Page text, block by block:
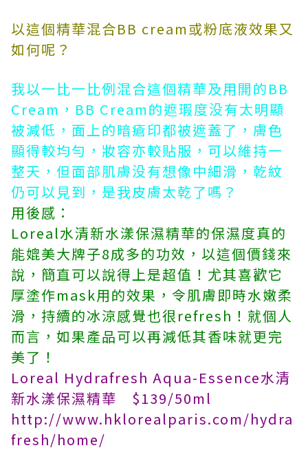
以這個精華混合BB cream或粉底液效果又
如何呢？
我以一比一比例混合這個精華及用開的BB
Cream，BB Cream的遮瑕度没有太明顯
被減低，面上的暗瘡印都被遮蓋了，膚色
顯得較均勻，妝容亦較貼服，可以維持一
整天，但面部肌膚没有想像中細滑，乾紋
仍可以見到，是我皮膚太乾了嗎？
用後感：
Loreal水清新水漾保濕精華的保濕度真的
能媲美大牌子8成多的功效，以這個價錢來
說，簡直可以說得上是超值！尤其喜歡它
厚塗作mask用的效果，令肌膚即時水嫩柔
滑，持續的冰涼感覺也很refresh！就個人
而言，如果產品可以再減低其香味就更完
美了！
Loreal Hydrafresh Aqua-Essence水清
新水漾保濕精華 $139/50ml
http://www.hklorealparis.com/hydra
fresh/home/